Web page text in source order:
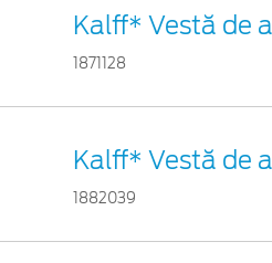
Kalff* Vestă de
1871128
Kalff* Vestă de
1882039